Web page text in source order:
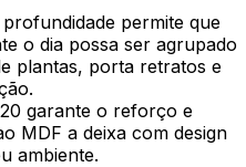
permite que
o dia possa ser agrupado
plantas, porta retratos e
garante o reforço e
MDF a deixa com design
ambiente.